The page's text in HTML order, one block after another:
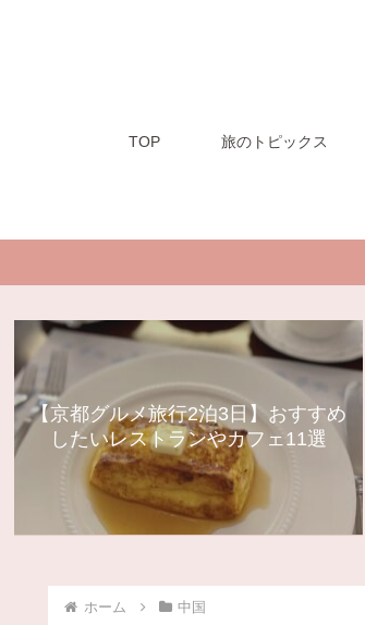
TOP 旅のトピックス
【京都グルメ旅行2泊3日】おすすめ
したいレストランやカフェ11選
ホーム 中国